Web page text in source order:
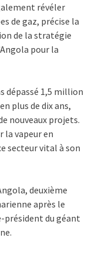
révéler
de gaz, précise la
de la stratégie
pour la
dépassé 1,5 million
plus de dix ans,
nouveaux projets.
la vapeur en
secteur vital à son
deuxième
après le
président du géant